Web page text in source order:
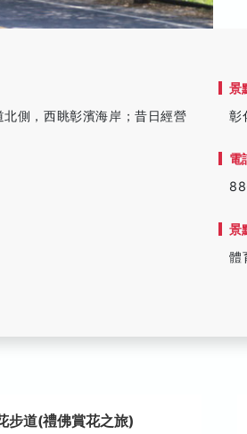
側，西眺彰濱海岸；昔日經營
景
彰
電
景
體
步道(禮佛賞花之旅)